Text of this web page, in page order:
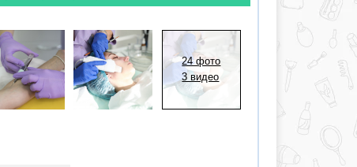
24 фото
3 видео